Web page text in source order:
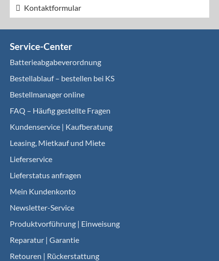
Kontaktformular
Service-Center
Batterieabgabeverordnung
Bestellablauf – bestellen bei KS
Bestellmanager online
FAQ – Häufig gestellte Fragen
Kundenservice | Kaufberatung
Leasing, Mietkauf und Miete
Lieferservice
Lieferstatus anfragen
Mein Kundenkonto
Newsletter-Service
Produktvorführung | Einweisung
Reparatur | Garantie
Retouren | Rückerstattung